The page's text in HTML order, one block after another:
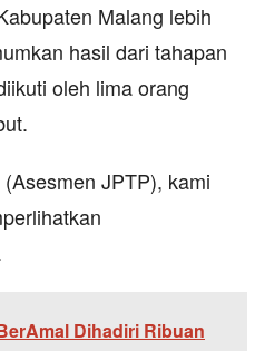
Malang lebih
hasil dari tahapan
oleh lima orang
JPTP), kami
Dihadiri Ribuan